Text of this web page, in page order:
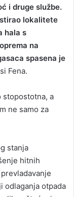
i druge službe.
lokalitete
hala s
na
spasena je
Fena.
stopostotna, a
ne samo za
stanja
hitnih
odlaganja otpada